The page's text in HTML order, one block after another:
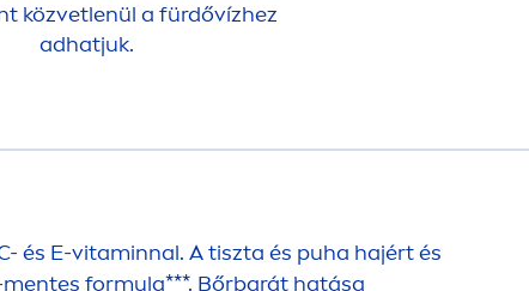
közvetlenül a fürdővízhez
adhatjuk.
és E-vitaminnal. A tiszta és puha hajért és
mentes formula***. Bőrbarát hatása